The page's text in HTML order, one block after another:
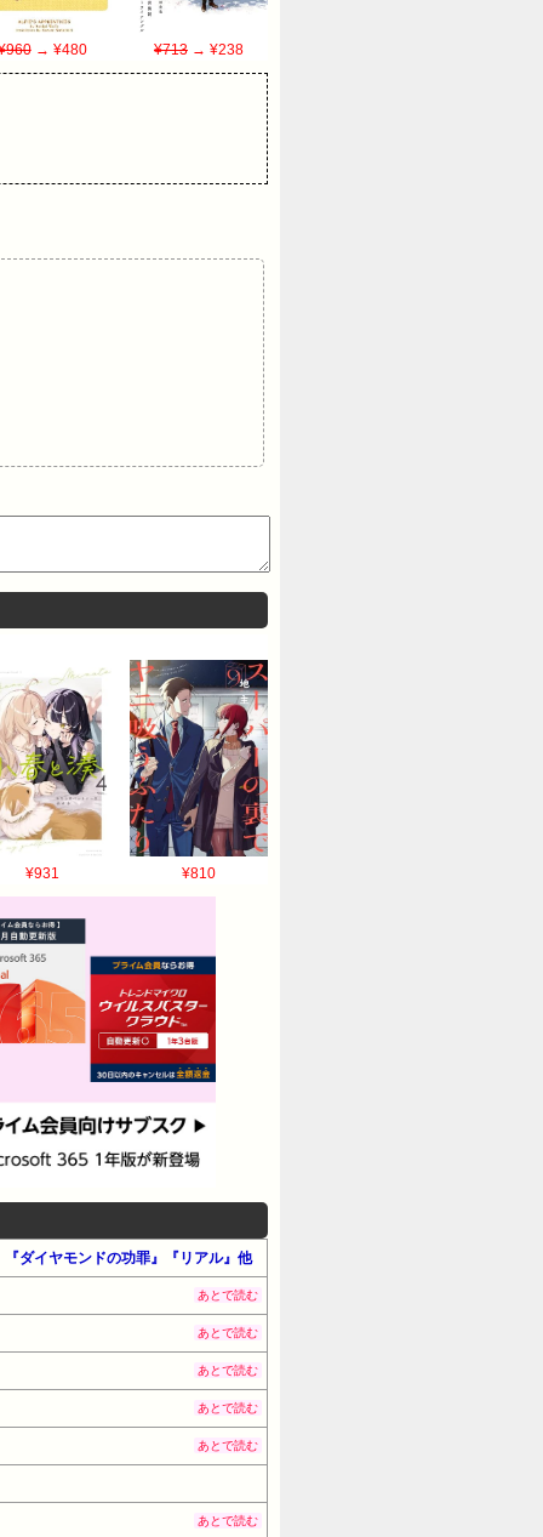
→ ¥480 ¥713→ ¥238
¥931 ¥810
ダイヤモンドの功罪』『リアル』他
あとで読む
あとで読む
あとで読む
あとで読む
あとで読む
あとで読む